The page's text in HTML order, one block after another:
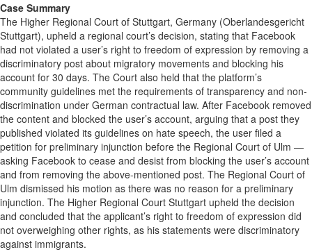
Case Summary
The Higher Regional Court of Stuttgart, Germany (Oberlandesgericht
Stuttgart), upheld a regional court’s decision, stating that Facebook
had not violated a user’s right to freedom of expression by removing a
discriminatory post about migratory movements and blocking his
account for 30 days. The Court also held that the platform’s
community guidelines met the requirements of transparency and non-
discrimination under German contractual law. After Facebook removed
the content and blocked the user’s account, arguing that a post they
published violated its guidelines on hate speech, the user filed a
petition for preliminary injunction before the Regional Court of Ulm —
asking Facebook to cease and desist from blocking the user’s account
and from removing the above-mentioned post. The Regional Court of
Ulm dismissed his motion as there was no reason for a preliminary
injunction. The Higher Regional Court Stuttgart upheld the decision
and concluded that the applicant’s right to freedom of expression did
not overweighing other rights, as his statements were discriminatory
against immigrants.